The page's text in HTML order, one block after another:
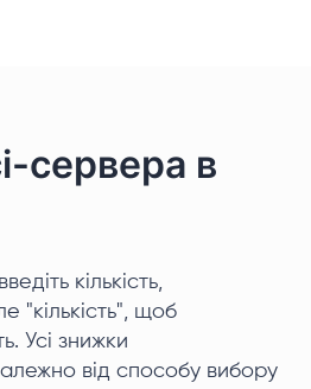
сервера в
кількість,
"кількість", щоб
Усі знижки
від способу вибору